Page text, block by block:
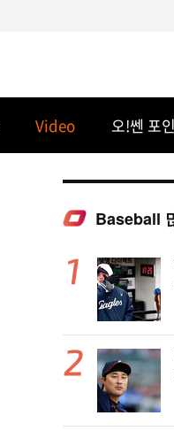
Video 오!쎈 포
Baseball